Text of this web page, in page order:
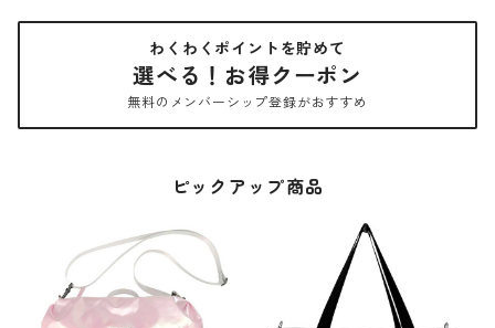
わくわくポイントを貯めて
選べる！お得クーポン
無料のメンバーシップ登録がおすすめ
ピックアップ商品